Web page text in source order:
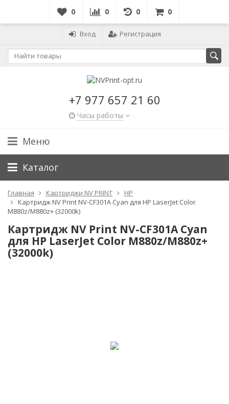
0 0 0 0
Вход Регистрация
+7 977 657 21 60
Часы работы
Меню
Каталог
Главная Картриджи NV PRINT
HP
Картридж NV Print NV-CF301A Cyan для HP LaserJet Color
M880z/M880z+ (32000k)
Картридж NV Print NV-CF301A Cyan
для HP LaserJet Color M880z/M880z+
(32000k)